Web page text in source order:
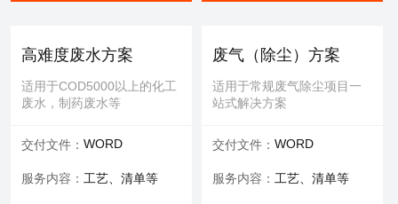
安全保障：专业设备持证
服务内容：清理，维修等
立即购买
可选服务：填料购买
立即购买
高难度废水方案
适用于COD5000以上的化工
废水，制药废水等
交付文件： WORD
服务内容： 工艺、清单等
废气（除尘）方案
适用于常规废气除尘项目一
站式解决方案
交付文件： WORD
服务内容： 工艺、清单等